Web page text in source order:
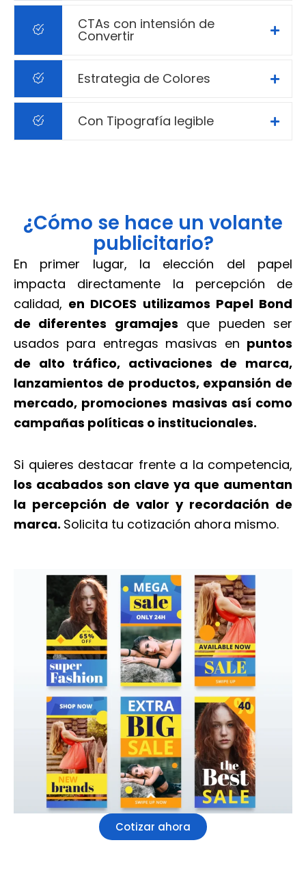
CTAs con intensión de
Convertir
Estrategia de Colores
Con Tipografía legible
¿Cómo se hace un volante
publicitario?
En primer lugar, la elección del papel
impacta directamente la percepción de
calidad, en DICOES utilizamos Papel Bond
de diferentes gramajes que pueden ser
usados para entregas masivas en puntos
de alto tráfico, activaciones de marca,
lanzamientos de productos, expansión de
mercado, promociones masivas así como
campañas políticas o institucionales.
Si quieres destacar frente a la competencia,
los acabados son clave ya que aumentan
la percepción de valor y recordación de
marca. Solicita tu cotización ahora mismo.
Cotizar ahora